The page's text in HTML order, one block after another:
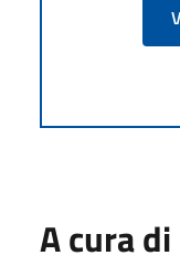
A cura di